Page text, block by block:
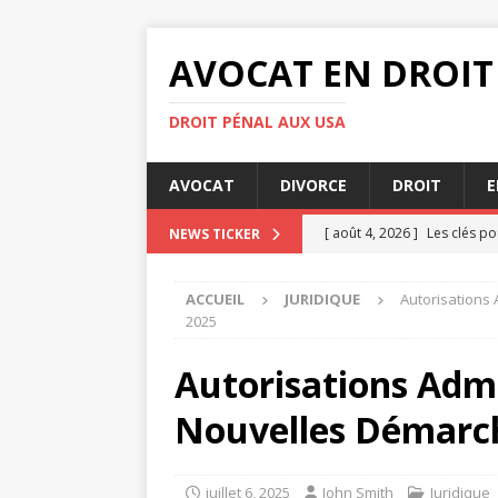
AVOCAT EN
DROIT PÉNAL AUX USA
AVOCAT DIVORCE DROIT
NEWS TICKER [ août 4, 2026 ] Les clés
[ août 3, 2026 ] Comment
[ août 3, 2026 ] Quelles
[ août 6, 2026 ] Comment
ACCUEIL JURIDIQUE
Autorisations
2025
Autorisations
Nouvelles
juillet 6, 2025 John Smith Juridique